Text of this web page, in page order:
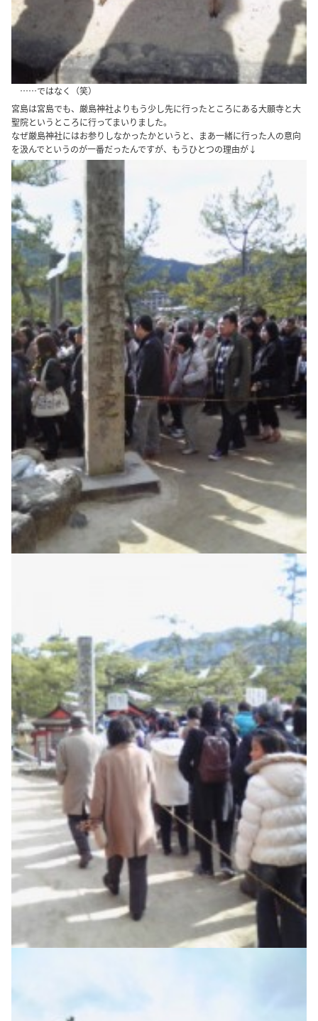
……ではなく（笑）
宮島は宮島でも、厳島神社よりもう少し先に行ったところにある大願寺と大
聖院というところに行ってまいりました。
なぜ厳島神社にはお参りしなかったかというと、まあ一緒に行った人の意向
を汲んでというのが一番だったんですが、もうひとつの理由が↓